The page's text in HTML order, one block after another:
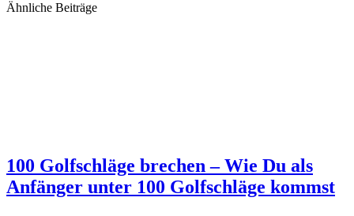
Ähnliche Beiträge
100 Golfschläge brechen – Wie Du als
Anfänger unter 100 Golfschläge kommst